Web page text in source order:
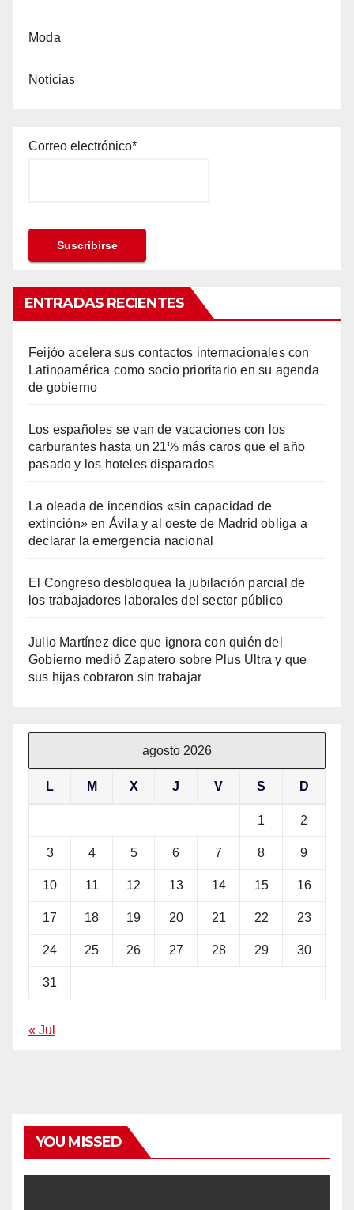
Moda
Noticias
Correo electrónico*
ENTRADAS RECIENTES
Feijóo acelera sus contactos internacionales con
Latinoamérica como socio prioritario en su agenda
de gobierno
Los españoles se van de vacaciones con los
carburantes hasta un 21% más caros que el año
pasado y los hoteles disparados
La oleada de incendios «sin capacidad de
extinción» en Ávila y al oeste de Madrid obliga a
declarar la emergencia nacional
El Congreso desbloquea la jubilación parcial de
los trabajadores laborales del sector público
Julio Martínez dice que ignora con quién del
Gobierno medió Zapatero sobre Plus Ultra y que
sus hijas cobraron sin trabajar
agosto 2026
L M X J V S D
1 2
3 4 5 6 7 8 9
10 11 12 13 14 15 16
17 18 19 20 21 22 23
24 25 26 27 28 29 30
31
« Jul
YOU MISSED